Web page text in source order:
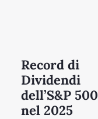
Record di
Dividendi
dell’S&P 500
nel 2025